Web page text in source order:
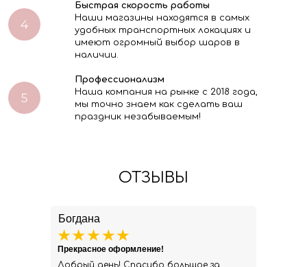
Быстрая скорость работы
Наши магазины находятся в самых
удобных транспортных локациях и
имеют огромный выбор шаров в
наличии.
Профессионализм
Наша компания на рынке с 2018 года,
мы точно знаем как сделать ваш
праздник незабываемым!
ОТЗЫВЫ
Богдана
Добрый день! Спасибо большое за
Прекрасное оформление!